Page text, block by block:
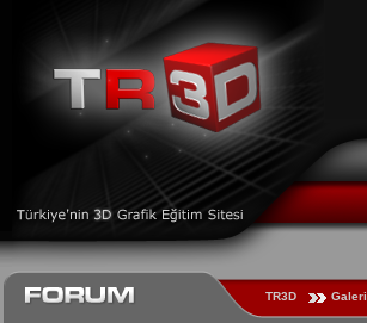
TR3D Galeri